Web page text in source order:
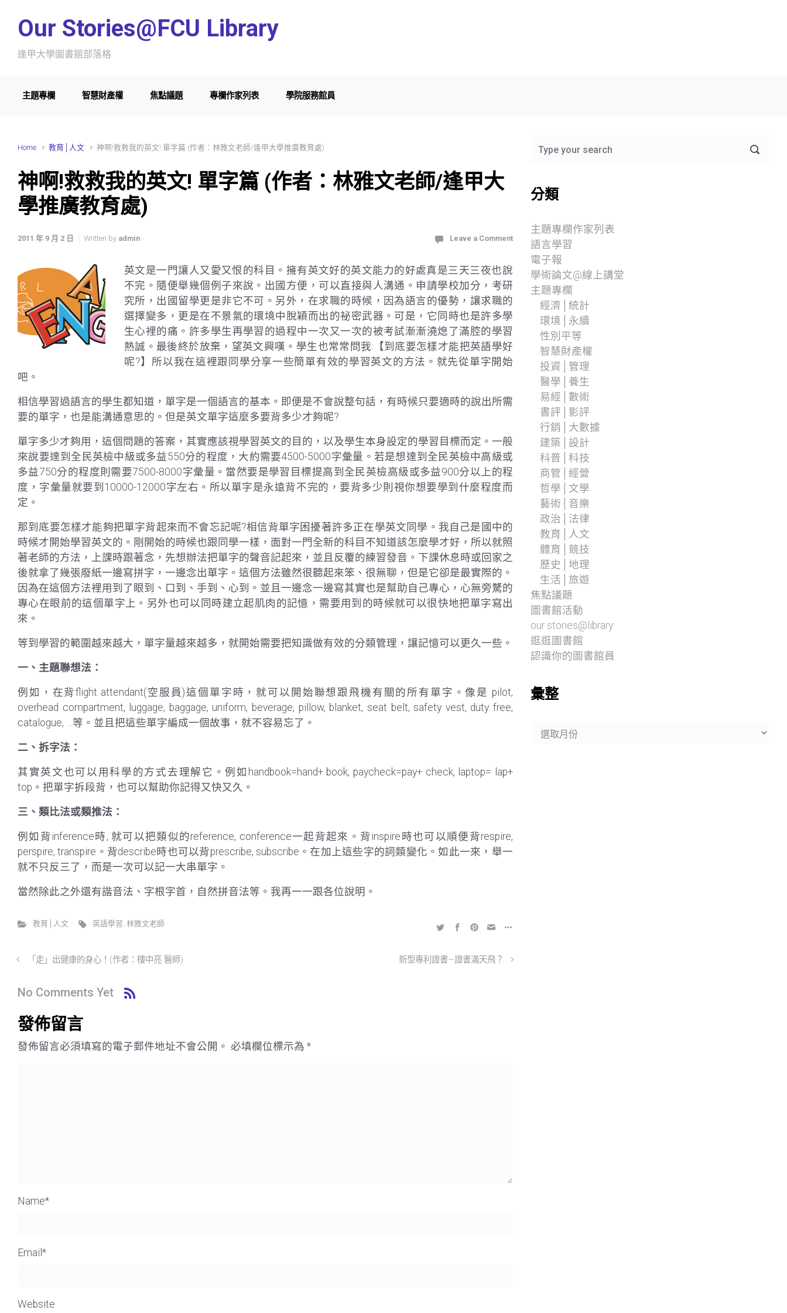
Our Stories@FCU Library
逢甲大學圖書館部落格
主題專欄 智慧財產權 焦點議題 專欄作家列表 學院服務館員
Home 教育│人文 神啊!救救我的英文! 單字篇 (作者：林雅文老師/逢甲大學推廣教育處)
神啊!救救我的英文! 單字篇 (作者：林雅文老師/逢甲大
學推廣教育處)
2011 年 9 月 2 日 Written by admin Leave a Comment
英文是一門讓人又愛又恨的科目。擁有英文好的英文能力的好處真是三天三夜也說
不完。隨便舉幾個例子來說。出國方便，可以直接與人溝通。申請學校加分，考研
究所，出國留學更是非它不可。另外，在求職的時候，因為語言的優勢，讓求職的
選擇變多，更是在不景氣的環境中脫穎而出的祕密武器。可是，它同時也是許多學
生心裡的痛。許多學生再學習的過程中一次又一次的被考試漸漸澆熄了滿腔的學習
熱誠。最後終於放棄，望英文興嘆。學生也常常問我:【到底要怎樣才能把英語學好
呢?】所以我在這裡跟同學分享一些簡單有效的學習英文的方法。就先從單字開始
吧。
相信學習過語言的學生都知道，單字是一個語言的基本。即便是不會說整句話，有時候只要適時的說出所需
要的單字，也是能溝通意思的。但是英文單字這麼多要背多少才夠呢?
單字多少才夠用，這個問題的答案，其實應該視學習英文的目的，以及學生本身設定的學習目標而定。一般
來說要達到全民英檢中級或多益550分的程度，大約需要4500-5000字彙量。若是想達到全民英檢中高級或
多益750分的程度則需要7500-8000字彙量。當然要是學習目標提高到全民英檢高級或多益900分以上的程
度，字彙量就要到10000-12000字左右。所以單字是永遠背不完的，要背多少則視你想要學到什麼程度而
定。
那到底要怎樣才能夠把單字背起來而不會忘記呢?相信背單字困擾著許多正在學英文同學。我自己是國中的
時候才開始學習英文的。剛開始的時候也跟同學一樣，面對一門全新的科目不知道該怎麼學才好，所以就照
著老師的方法，上課時跟著念，先想辦法把單字的聲音記起來，並且反覆的練習發音。下課休息時或回家之
後就拿了幾張廢紙一邊寫拼字，一邊念出單字。這個方法雖然很聽起來笨、很無聊，但是它卻是最實際的。
因為在這個方法裡用到了眼到、口到、手到、心到。並且一邊念一邊寫其實也是幫助自己專心，心無旁騖的
專心在眼前的這個單字上。另外也可以同時建立起肌肉的記憶，需要用到的時候就可以很快地把單字寫出
來。
等到學習的範圍越來越大，單字量越來越多，就開始需要把知識做有效的分類管理，讓記憶可以更久一些。
一、主題聯想法 ：
例如，在背flight attendant(空服員)這個單字時，就可以開始聯想跟飛機有關的所有單字。像是 pilot,
overhead compartment, luggage, baggage, uniform, beverage, pillow, blanket, seat belt, safety vest, duty free,
catalogue, …等。並且把這些單字編成一個故事，就不容易忘了。
二、拆字法 ：
其實英文也可以用科學的方式去理解它。例如handbook=hand+ book, paycheck=pay+ check, laptop= lap+
top。把單字拆段背，也可以幫助你記得又快又久。
三、類比法或類推法：
例如背inference時, 就可以把類似的reference, conference一起背起來。背inspire時也可以順便背respire,
perspire, transpire。背describe時也可以背prescribe, subscribe。在加上這些字的詞類變化。如此一來，舉一
就不只反三了，而是一次可以記一大串單字。
當然除此之外還有諧音法、字根字首，自然拼音法等。我再一一跟各位說明。
教育│人文 英語學習,林雅文老師
「走」出健康的身心！(作者：樓中亮 醫師) 新型專利證書—證書滿天飛？
No Comments Yet
發佈留言
發佈留言必須填寫的電子郵件地址不會公開。 必填欄位標示為 *
Name*
Email *
Website
分類
主題專欄作家列表
語言學習
電子報
學術論文@線上講堂
主題專欄
經濟│統計
環境│永續
性別平等
智慧財產權
投資│管理
醫學│養生
易經│數術
書評│影評
行銷│大數據
建築│設計
科普│科技
商管│經營
哲學│文學
藝術│音樂
政治│法律
教育│人文
體育│競技
歷史│地理
生活│旅遊
焦點議題
圖書館活動
our stories@library
逛逛圖書館
認識你的圖書館員
彙整